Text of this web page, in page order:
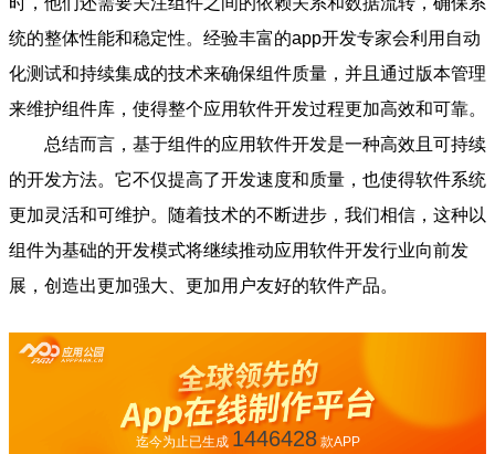
统的整体性能和稳定性。经验丰富的app开发专家会利用自动
化测试和持续集成的技术来确保组件质量，并且通过版本管理
来维护组件库，使得整个应用软件开发过程更加高效和可靠。
总结而言，基于组件的应用软件开发是一种高效且可持续
的开发方法。它不仅提高了开发速度和质量，也使得软件系统
更加灵活和可维护。随着技术的不断进步，我们相信，这种以
组件为基础的开发模式将继续推动应用软件开发行业向前发
展，创造出更加强大、更加用户友好的软件产品。
迄今为止已生成 1446428款APP